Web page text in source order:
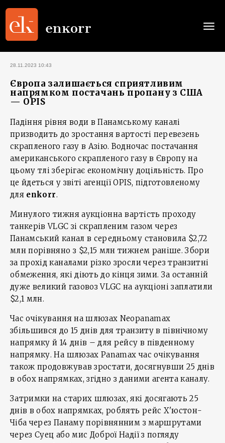
28.11.2023 10:43
Європа залишається сприятливим
напрямком постачань пропану з США
— OPIS
Падіння рівня води в Панамському каналі
призводить до зростання вартості перевезень
скрапленого газу в Азію. Водночас постачання
американського скрапленого газу в Європу на
цьому тлі зберігає економічну доцільність. Про
це йдеться у звіті агенції OPIS, підготовленому
для enkorr.
Минулого тижня аукціонна вартість проходу
танкерів VLGC зі скрапленим газом через
Панамський канал в середньому становила $2,72
млн порівняно з $2,15 млн тижнем раніше. Збори
за прохід каналами різко зросли через транзитні
обмеження, які діють до кінця зими. За останній
дуже великий газовоз VLGC на аукціоні заплатили
$2,1 млн.
Час очікування на шлюзах Neopanamax
збільшився до 15 днів для транзиту в північному
напрямку й 14 днів – для рейсу в південному
напрямку. На шлюзах Panamax час очікування
також продовжував зростати, досягнувши 25 днів
в обох напрямках, згідно з даними агента каналу.
Затримки на старих шлюзах, які досягають 25
днів в обох напрямках, роблять рейс Х'юстон-
Чіба через Панаму порівнянним з маршрутами
через Суец або мис Доброї Надії з погляду